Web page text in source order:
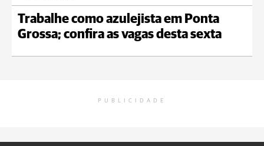
Trabalhe como azulejista em Ponta
Grossa; confira as vagas desta sexta
PUBLICIDADE